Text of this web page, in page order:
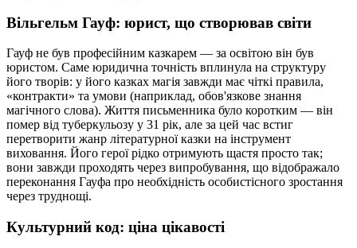
Вільгельм Гауф: юрист, що створював світи
Гауф не був професійним казкарем — за освітою він був
юристом. Саме юридична точність вплинула на структуру
його творів: у його казках магія завжди має чіткі правила,
«контракти» та умови (наприклад, обов'язкове знання
магічного слова). Життя письменника було коротким — він
помер від туберкульозу у 31 рік, але за цей час встиг
перетворити жанр літературної казки на інструмент
виховання. Його герої рідко отримують щастя просто так;
вони завжди проходять через випробування, що відображало
переконання Гауфа про необхідність особистісного зростання
через труднощі.
Культурний код: ціна цікавості